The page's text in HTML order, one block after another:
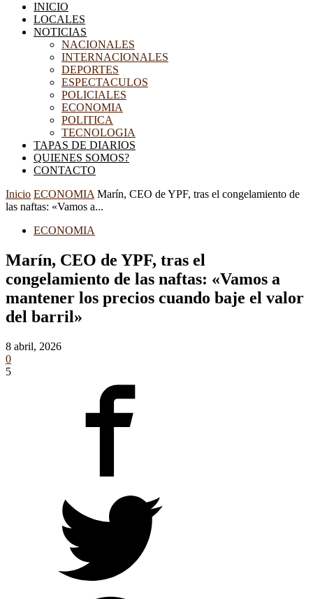
INICIO
LOCALES
NOTICIAS
NACIONALES
INTERNACIONALES
DEPORTES
ESPECTACULOS
POLICIALES
ECONOMIA
POLITICA
TECNOLOGIA
TAPAS DE DIARIOS
QUIENES SOMOS?
CONTACTO
Inicio ECONOMIA Marín, CEO de YPF, tras el congelamiento de
las naftas: «Vamos a...
ECONOMIA
Marín, CEO de YPF, tras el
congelamiento de las naftas: «Vamos a
mantener los precios cuando baje el valor
del barril»
8 abril, 2026
0
5